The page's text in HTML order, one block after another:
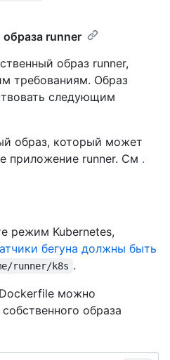
образа runner
образ runner,
требованиям. Образ
следующим
образ, который может
приложение runner. См .
режим Kubernetes,
бегуна должны быть
runner/k8s .
можно
образа